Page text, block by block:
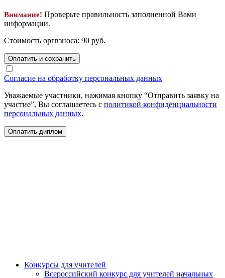
Внимание! Проверьте правильность заполненной Вами
информации.
Стоимость оргвзноса: 90 руб.
Оплатить и сохранить
Согласие на обработку персональных данных
Уважаемые участники, нажимая кнопку “Отправить заявку на
участие”, Вы соглашаетесь с политикой конфиденциальности
персональных данных.
Конкурсы для учителей
Всероссийский конкурс для учителей начальных